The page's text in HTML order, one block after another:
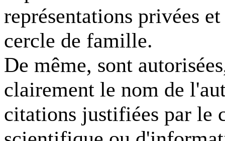
représentations privées
cercle de famille.
De même, sont
clairement le nom de
citations justifiées par le